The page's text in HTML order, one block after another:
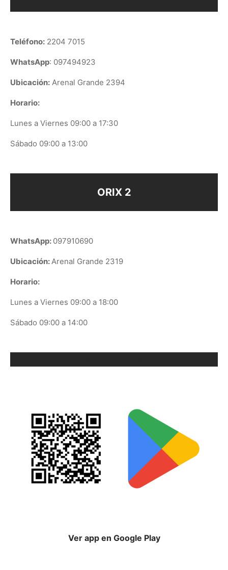
Teléfono: 2204 7015
WhatsApp: 097494923
Ubicación: Arenal Grande 2394
Horario:
Lunes a Viernes 09:00 a 17:30
Sábado 09:00 a 13:00
ORIX 2
WhatsApp: 097910690
Ubicación:Arenal Grande 2319
Horario:
Lunes a Viernes 09:00 a 18:00
Sábado 09:00 a 14:00
Ver app en Google Play